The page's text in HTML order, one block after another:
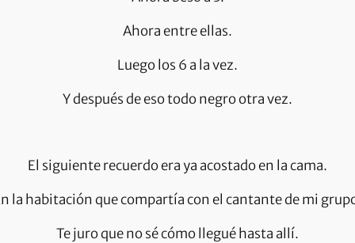
Ahora entre ellas.
Luego los 6 a la vez.
Y después de eso todo negro otra vez.
El siguiente recuerdo era ya acostado en la cama.
la habitación que compartía con el cantante de mi
Te juro que no sé cómo llegué hasta allí.